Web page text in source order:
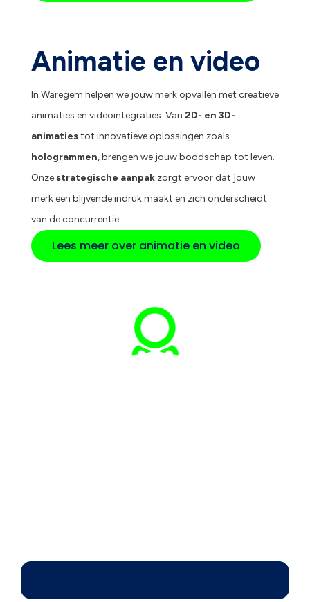
Animatie en video
In Waregem helpen we jouw merk opvallen met creatieve
animaties en videointegraties. Van 2D- en 3D-
animatiestot innovatieve oplossingen zoals
hologrammen, brengen we jouw boodschap tot leven.
Onzestrategische aanpakzorgt ervoor dat jouw
merk een blijvende indruk maakt en zich onderscheidt
van de concurrentie.
Lees meer over animatie en video